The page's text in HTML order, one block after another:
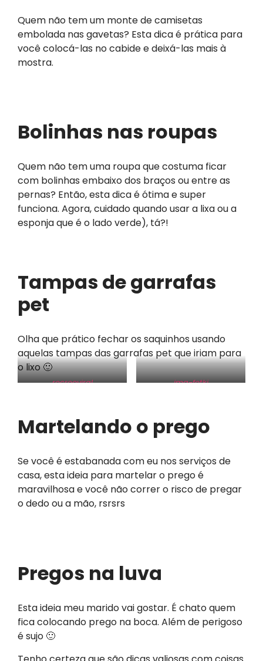
Quem não tem um monte de camisetas
embolada nas gavetas? Esta dica é prática para
você colocá-las no cabide e deixá-las mais à
mostra.
Bolinhas nas roupas
Quem não tem uma roupa que costuma ficar
com bolinhas embaixo dos braços ou entre as
pernas? Então, esta dica é ótima e super
funciona. Agora, cuidado quando usar a lixa ou a
esponja que é o lado verde), tá?!
Tampas de garrafas
pet
Olha que prático fechar os saquinhos usando
aquelas tampas das garrafas pet que iriam para
o lixo 🙂
recreoviral img-fotki
Martelando o prego
Se você é estabanada com eu nos serviços de
casa, esta ideia para martelar o prego é
maravilhosa e você não correr o risco de pregar
o dedo ou a mão, rsrsrs
Pregos na luva
Esta ideia meu marido vai gostar. É chato quem
fica colocando prego na boca. Além de perigoso
é sujo 🙂